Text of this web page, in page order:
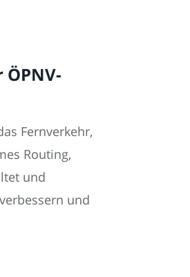
Fernverkehr,
Routing,
und
und